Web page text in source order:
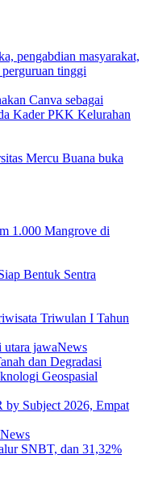
Canva sebagai
Kader PKK Kelurahan
Mercu Buana buka
1.000 Mangrove di
Bentuk Sentra
Triwulan I Tahun
News
dan Degradasi
Geospasial
Subject 2026, Empat
News
SNBT, dan 31,32%